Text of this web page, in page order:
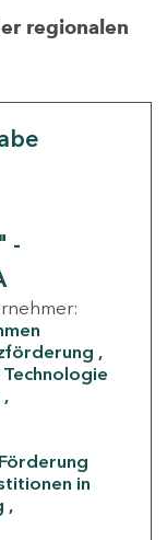
regionalen
-
Förderung
in